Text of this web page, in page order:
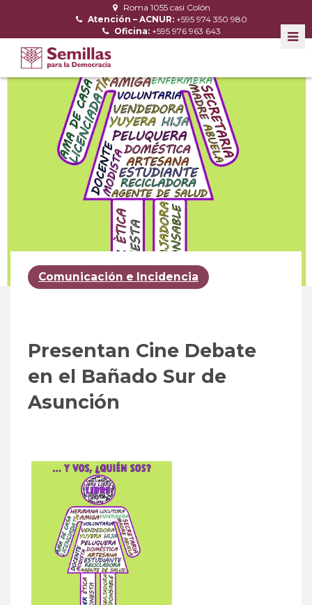
Roma 1055 casi Colón
Atención – ACNUR: +595 974 350 980
Oficina: +595 976 963 643
Comunicación e Incidencia
Presentan Cine Debate
en el Bañado Sur de
Asunción